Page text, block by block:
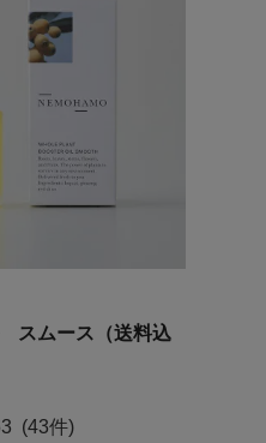
スムース（送料込
(43件)